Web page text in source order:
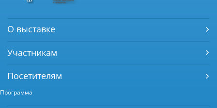
О выставке
Участникам
Посетителям
Программа